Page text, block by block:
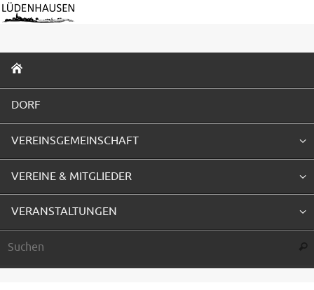
Zum
Inhalt
INHALT
SPRINGEN
DORF
VEREINSGEMEINSCHAFT
VEREINE & MITGLIEDER
VERANSTALTUNGEN